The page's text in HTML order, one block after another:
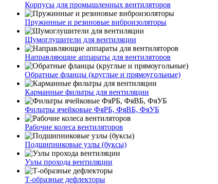
Корпусы для промышленных вентиляторов
Пружинные и резиновые виброизоляторы
Шумоглушители для вентиляции
Направляющие аппараты для вентиляторов
Обратные фланцы (круглые и прямоугольные)
Карманные фильтры для вентиляции
Фильтры ячейковые ФяРБ, ФяВБ, ФяУБ
Рабочие колеса вентиляторов
Подшипниковые узлы (буксы)
Узлы прохода вентиляции
Т-образные дефлекторы